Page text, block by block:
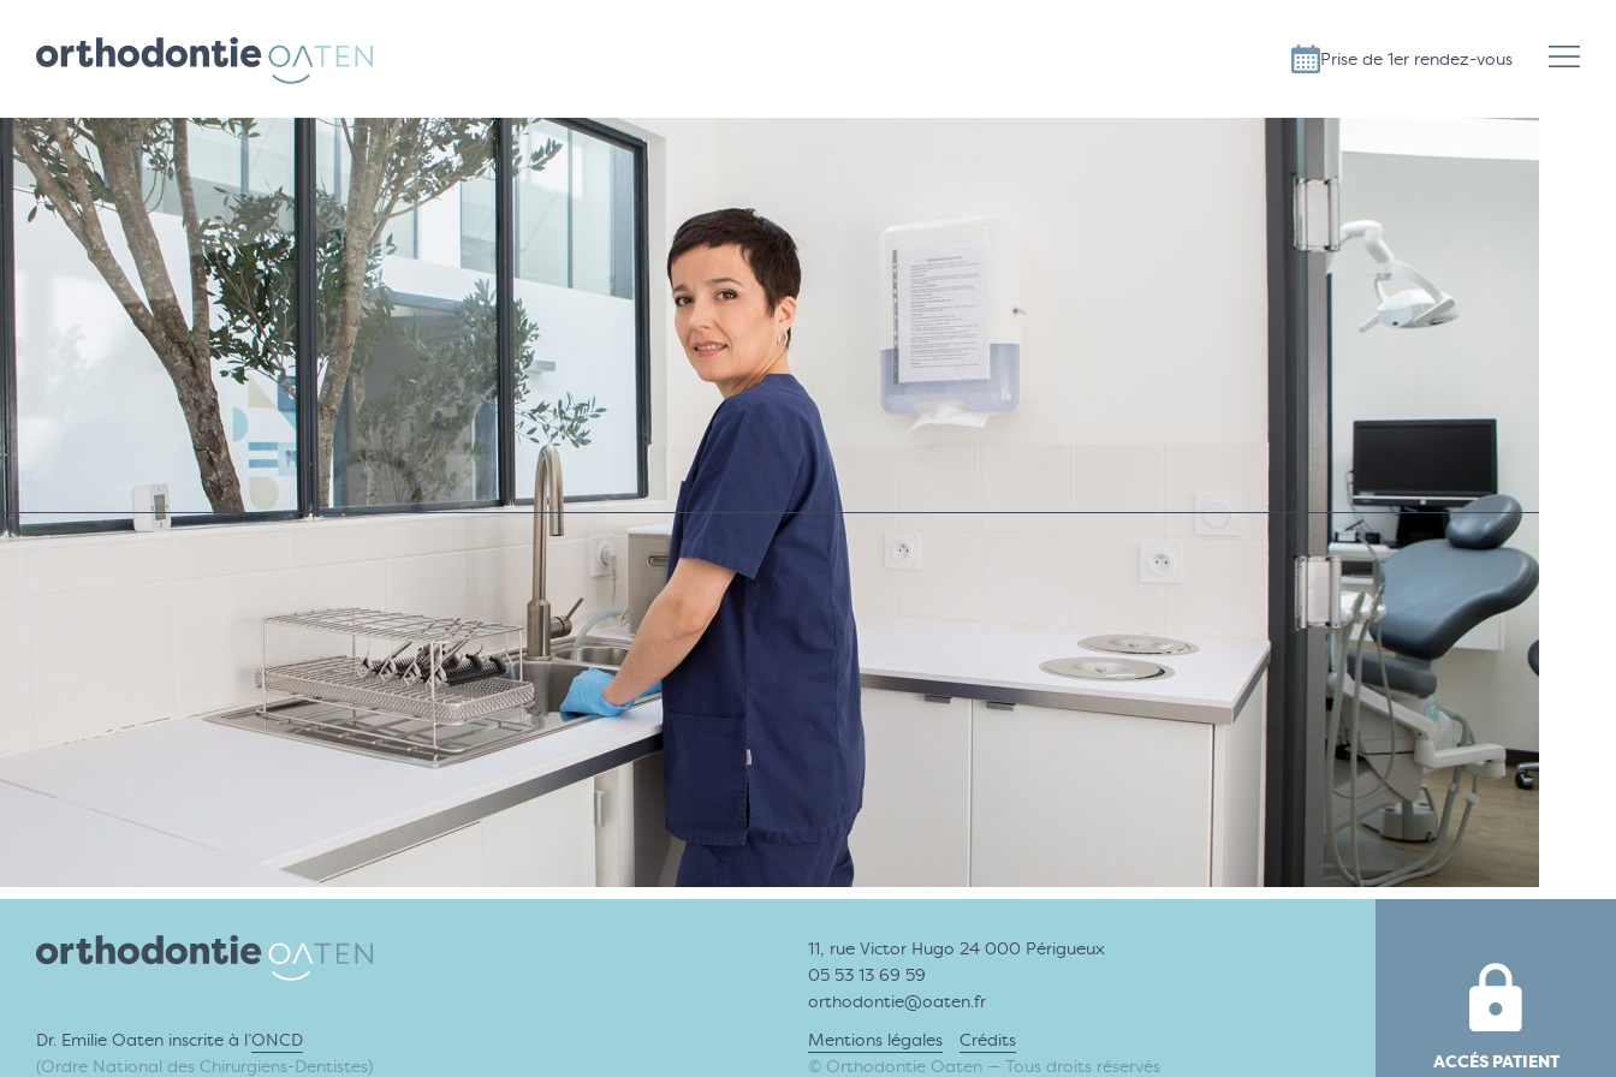
Prise de 1er rendez-vous
Dr. Emilie Oaten inscrite à l’ONCD
(Ordre National des Chirurgiens-Dentistes)
11, rue Victor Hugo 24 000 Périgueux
05 53 13 69 59
orthodontie@oaten.fr
Mentions légales
Crédits
© Orthodontie Oaten — Tous droits réservés
ACCÉS PATIENT